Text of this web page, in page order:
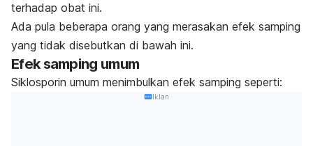
terhadap obat ini.
Ada pula beberapa orang yang merasakan efek samping
yang tidak disebutkan di bawah ini.
Efek samping umum
Siklosporin umum menimbulkan efek samping seperti:
Iklan